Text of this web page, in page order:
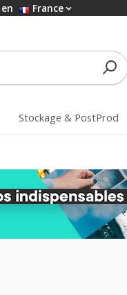
en France
Stockage & PostProd